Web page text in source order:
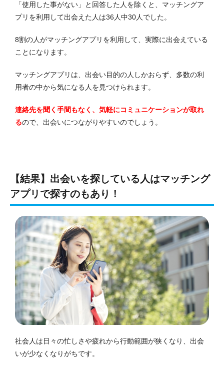
「使用した事がない」と回答した人を除くと、マッチングア
プリを利用して出会えた人は36人中30人でした。
8割の人がマッチングアプリを利用して、実際に出会えている
ことになります。
マッチングアプリは、出会い目的の人しかおらず、多数の利
用者の中から気になる人を見つけられます。
連絡先を聞く手間もなく、気軽にコミュニケーションが取れ
るので、出会いにつながりやすいのでしょう。
【結果】出会いを探している人はマッチング
アプリで探すのもあり！
社会人は日々の忙しさや疲れから行動範囲が狭くなり、出会
いが少なくなりがちです。